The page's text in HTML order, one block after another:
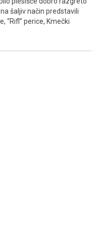
šaljiv način predstavili
“Rifl” perice, Kmečki